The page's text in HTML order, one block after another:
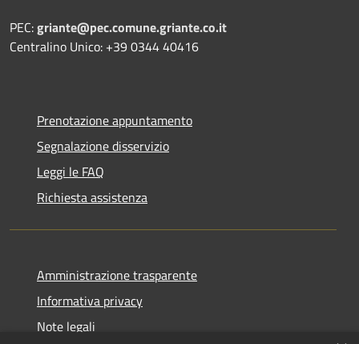
PEC:griante@pec.comune.griante.co.it
Centralino Unico: +39 0344 40416
Prenotazione appuntamento
Segnalazione disservizio
Leggi le FAQ
Richiesta assistenza
Amministrazione trasparente
Informativa privacy
Note legali